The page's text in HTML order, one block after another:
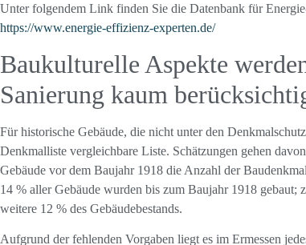
Unter folgendem Link finden Sie die Datenbank für
https://www.energie-effizienz-experten.de/
Baukulturelle Aspekte
Sanierung kaum
Für historische Gebäude, die nicht unter den
Denkmalliste vergleichbare Liste. Schätzungen gehen
Gebäude vor dem Baujahr 1918 die Anzahl der
14 % aller Gebäude wurden bis zum Baujahr 1918 gebaut;
weitere 12 % des Gebäudebestands.
Aufgrund der fehlenden Vorgaben liegt es im Ermessen